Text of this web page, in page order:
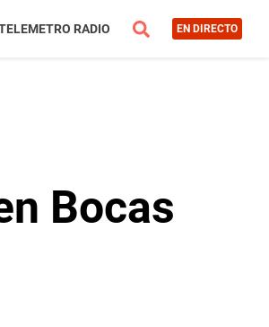
RADIO EN DIRECTO
Bocas